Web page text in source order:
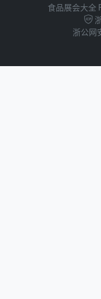
食品展会大全
浙公网